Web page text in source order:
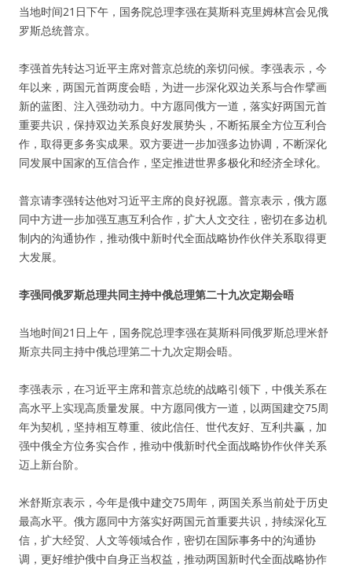
当地时间21日下午，国务院总理李强在莫斯科克里姆林宫会见俄
罗斯总统普京。
李强首先转达习近平主席对普京总统的亲切问候。李强表示，今
年以来，两国元首两度会晤，为进一步深化双边关系与合作擘画
新的蓝图、注入强劲动力。中方愿同俄方一道，落实好两国元首
重要共识，保持双边关系良好发展势头，不断拓展全方位互利合
作，取得更多务实成果。双方要进一步加强多边协调，不断深化
同发展中国家的互信合作，坚定推进世界多极化和经济全球化。
普京请李强转达他对习近平主席的良好祝愿。普京表示，俄方愿
同中方进一步加强互惠互利合作，扩大人文交往，密切在多边机
制内的沟通协作，推动俄中新时代全面战略协作伙伴关系取得更
大发展。
李强同俄罗斯总理共同主持中俄总理第二十九次定期会晤
当地时间21日上午，国务院总理李强在莫斯科同俄罗斯总理米舒
斯京共同主持中俄总理第二十九次定期会晤。
李强表示，在习近平主席和普京总统的战略引领下，中俄关系在
高水平上实现高质量发展。中方愿同俄方一道，以两国建交75周
年为契机，坚持相互尊重、彼此信任、世代友好、互利共赢，加
强中俄全方位务实合作，推动中俄新时代全面战略协作伙伴关系
迈上新台阶。
米舒斯京表示，今年是俄中建交75周年，两国关系当前处于历史
最高水平。俄方愿同中方落实好两国元首重要共识，持续深化互
信，扩大经贸、人文等领域合作，密切在国际事务中的沟通协
调，更好维护俄中自身正当权益，推动两国新时代全面战略协作